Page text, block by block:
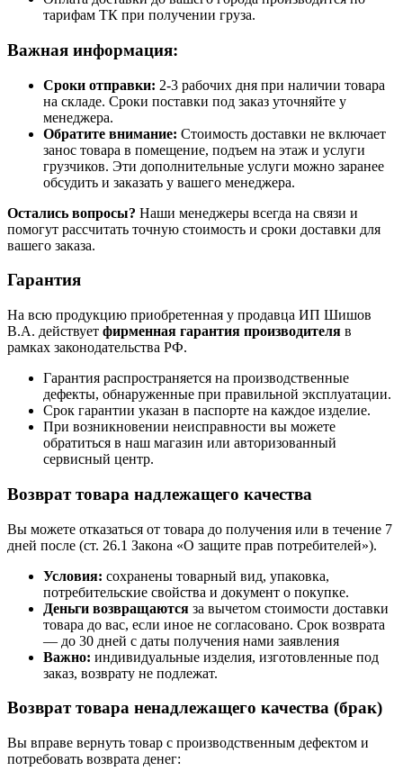
тарифам ТК при получении груза.
Важная информация:
Сроки отправки: 2-3 рабочих дня при наличии товара
на складе. Сроки поставки под заказ уточняйте у
менеджера.
Обратите внимание: Стоимость доставки не включает
занос товара в помещение, подъем на этаж и услуги
грузчиков. Эти дополнительные услуги можно заранее
обсудить и заказать у вашего менеджера.
Остались вопросы? Наши менеджеры всегда на связи и
помогут рассчитать точную стоимость и сроки доставки для
вашего заказа.
Гарантия
На всю продукцию приобретенная у продавца ИП Шишов
В.А. действует фирменная гарантия производителя в
рамках законодательства РФ.
Гарантия распространяется на производственные
дефекты, обнаруженные при правильной эксплуатации.
Срок гарантии указан в паспорте на каждое изделие.
При возникновении неисправности вы можете
обратиться в наш магазин или авторизованный
сервисный центр.
Возврат товара надлежащего качества
Вы можете отказаться от товара до получения или в течение 7
дней после (ст. 26.1 Закона «О защите прав потребителей»).
Условия: сохранены товарный вид, упаковка,
потребительские свойства и документ о покупке.
Деньги возвращаются за вычетом стоимости доставки
товара до вас, если иное не согласовано. Срок возврата
— до 30 дней с даты получения нами заявления
Важно: индивидуальные изделия, изготовленные под
заказ, возврату не подлежат.
Возврат товара ненадлежащего качества (брак)
Вы вправе вернуть товар с производственным дефектом и
потребовать возврата денег: